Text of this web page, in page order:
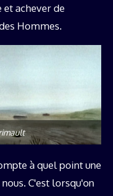
achever de
Hommes.
à quel point une
C'est lorsqu'on